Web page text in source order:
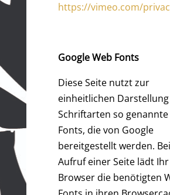
https://vimeo.com/
Google Web Fonts
Diese Seite nutzt zur
einheitlichen
Schriftarten so genannte
Fonts, die von Google
bereitgestellt werden.
Aufruf einer Seite lädt Ihr
Browser die benötigten